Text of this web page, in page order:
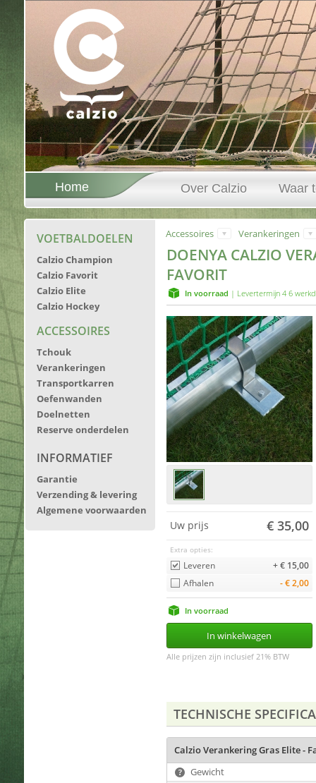
Home Over Calzio Waar
VOETBALDOELEN
Calzio Champion
Calzio Favorit
Calzio Elite
Calzio Hockey
ACCESSOIRES
Tchouk
Verankeringen
Transportkarren
Oefenwanden
Doelnetten
Reserve onderdelen
INFORMATIEF
Garantie
Verzending & levering
Algemene voorwaarden
Accessoires Verankeringen
DOENYA CALZIO
FAVORIT
In voorraad | Levertermijn 4 6
€ 35,00
Uw prijs
Extra opties:
+ € 15,00
Leveren
- € 2,00
Afhalen
In voorraad
In winkelwagen
Alle prijzen zijn inclusief 21% BTW
TECHNISCHE
Calzio Verankering Gras Elite -
Gewicht